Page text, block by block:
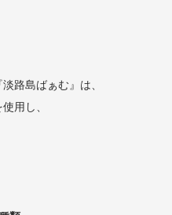
路島ばぁむ』は、
用し、